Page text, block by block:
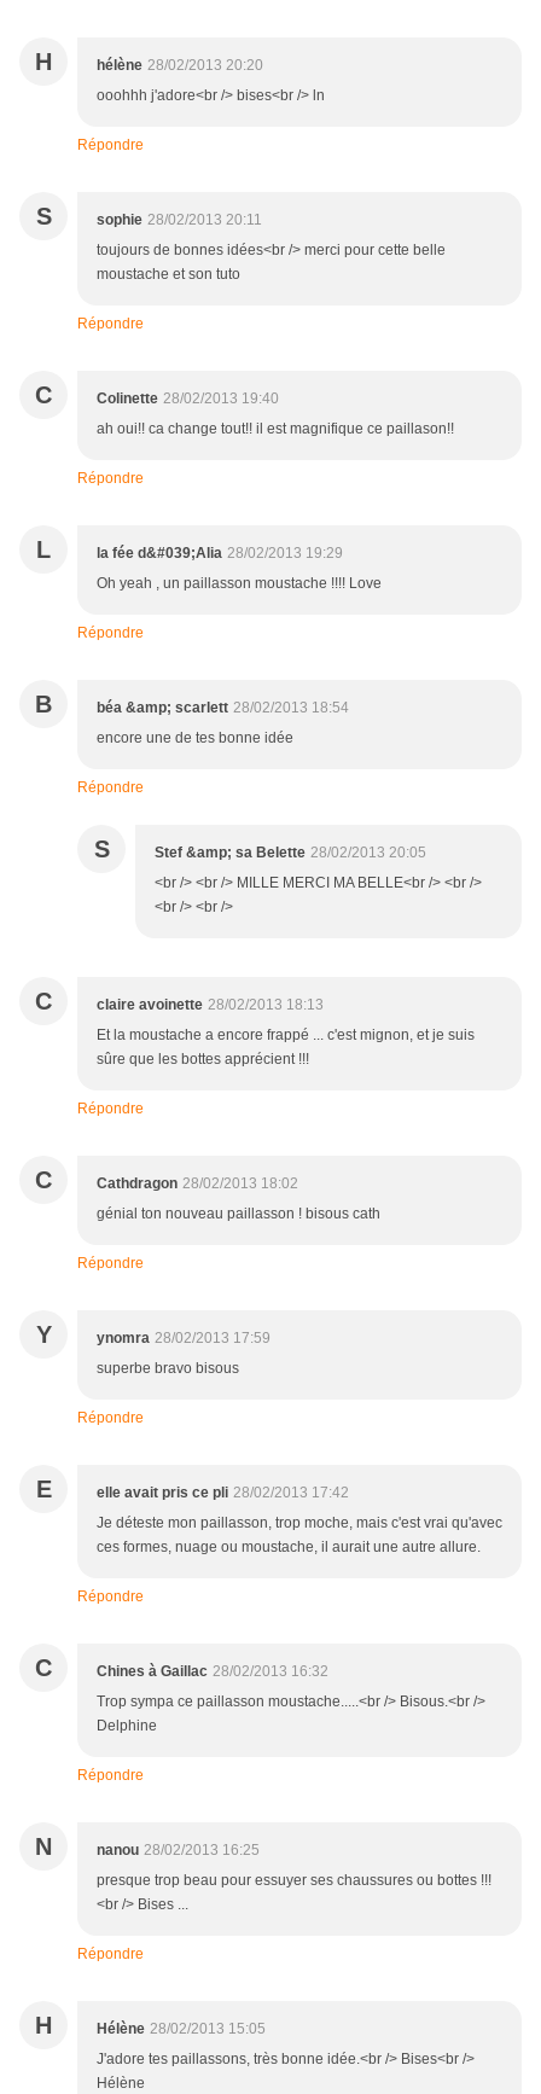
H hélène 28/02/2013 20:20
ooohhh j'adore<br /> bises<br /> ln
Répondre
S sophie 28/02/2013 20:11
toujours de bonnes idées<br /> merci pour cette belle
moustache et son tuto
Répondre
C Colinette 28/02/2013 19:40
ah oui!! ca change tout!! il est magnifique ce paillason!!
Répondre
L la fée d&#039;Alia 28/02/2013 19:29
Oh yeah , un paillasson moustache !!!! Love
Répondre
B béa &amp; scarlett 28/02/2013 18:54
encore une de tes bonne idée
Répondre
S Stef &amp; sa Belette 28/02/2013 20:05
<br /> <br /> MILLE MERCI MA BELLE<br /> <br />
<br /> <br />
C claire avoinette 28/02/2013 18:13
Et la moustache a encore frappé ... c'est mignon, et je suis
sûre que les bottes apprécient !!!
Répondre
C Cathdragon 28/02/2013 18:02
génial ton nouveau paillasson ! bisous cath
Répondre
Y ynomra 28/02/2013 17:59
superbe bravo bisous
Répondre
E elle avait pris ce pli 28/02/2013 17:42
Je déteste mon paillasson, trop moche, mais c'est vrai qu'avec
ces formes, nuage ou moustache, il aurait une autre allure.
Répondre
C Chines à Gaillac 28/02/2013 16:32
Trop sympa ce paillasson moustache.....<br /> Bisous.<br />
Delphine
Répondre
N nanou 28/02/2013 16:25
presque trop beau pour essuyer ses chaussures ou bottes !!!
<br /> Bises ...
Répondre
H Hélène 28/02/2013 15:05
J'adore tes paillassons, très bonne idée.<br /> Bises<br />
Hélène